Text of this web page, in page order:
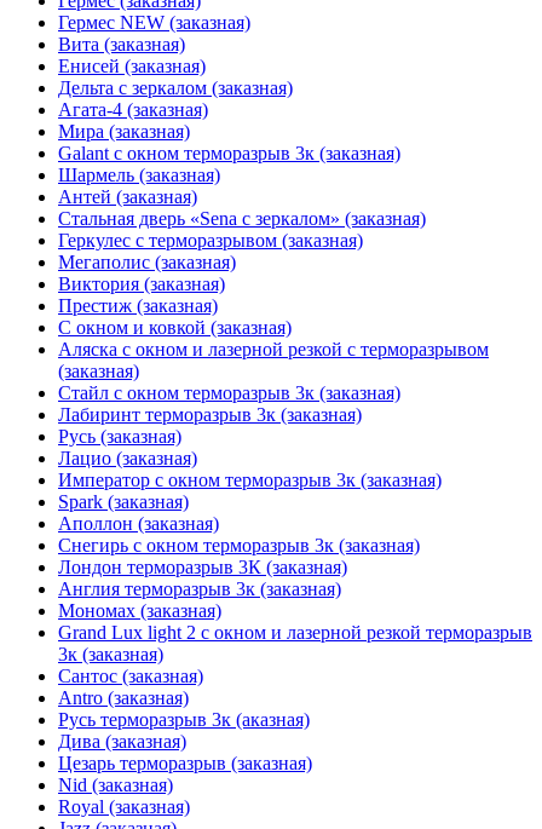
Гермес NEW (заказная)
Вита (заказная)
Енисей (заказная)
Дельта с зеркалом (заказная)
Агата-4 (заказная)
Мира (заказная)
Galant с окном терморазрыв 3к (заказная)
Шармель (заказная)
Антей (заказная)
Стальная дверь «Sena с зеркалом» (заказная)
Геркулес с терморазрывом (заказная)
Мегаполис (заказная)
Виктория (заказная)
Престиж (заказная)
С окном и ковкой (заказная)
Аляска с окном и лазерной резкой с терморазрывом
(заказная)
Стайл с окном терморазрыв 3к (заказная)
Лабиринт терморазрыв 3к (заказная)
Русь (заказная)
Лацио (заказная)
Император с окном терморазрыв 3к (заказная)
Spark (заказная)
Аполлон (заказная)
Снегирь с окном терморазрыв 3к (заказная)
Лондон терморазрыв 3К (заказная)
Англия терморазрыв 3к (заказная)
Мономах (заказная)
Grand Lux light 2 с окном и лазерной резкой терморазрыв
3к (заказная)
Сантос (заказная)
Antro (заказная)
Русь терморазрыв 3к (аказная)
Дива (заказная)
Цезарь терморазрыв (заказная)
Nid (заказная)
Royal (заказная)